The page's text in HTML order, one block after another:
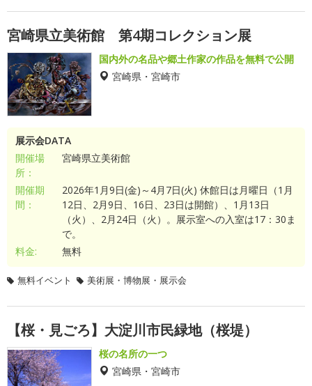
宮崎県立美術館 第4期コレクション展
国内外の名品や郷土作家の作品を無料で公開
宮崎県・宮崎市
展示会DATA
開催場
所：
宮崎県立美術館
開催期
間：
2026年1月9日(金)～4月7日(火) 休館日は月曜日（1月
12日、2月9日、16日、23日は開館）、1月13日
（火）、2月24日（火）。展示室への入室は17：30ま
で。
料金:
無料
無料イベント 美術展・博物展・展示会
【桜・見ごろ】大淀川市民緑地（桜堤）
桜の名所の一つ
宮崎県・宮崎市